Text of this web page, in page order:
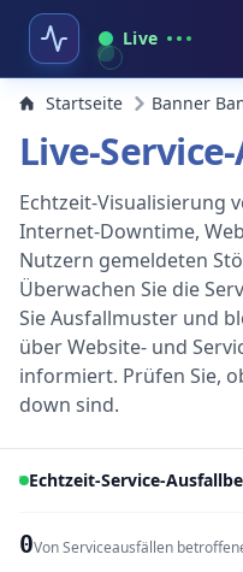
Live
Startseite Banner
Live-
Echtzeit-Visualisierung
Internet-Downtime,
Nutzern gemeldeten
Überwachen Sie die
Sie Ausfallmuster und
über Website- und
informiert. Prüfen Sie,
down sind.
Echtzeit-Service-
0Von Serviceausfällen